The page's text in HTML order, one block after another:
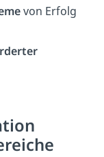
von Erfolg